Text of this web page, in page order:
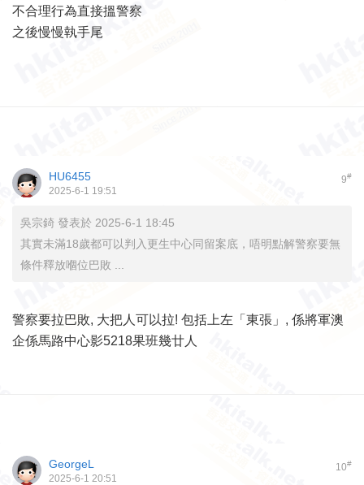
不合理行為直接搵警察
之後慢慢執手尾
9#
HU6455
2025-6-1 19:51
吳宗錡 發表於 2025-6-1 18:45
其實未滿18歲都可以判入更生中心同留案底，唔明點解警察要無
條件釋放嗰位巴敗 ...
警察要拉巴敗, 大把人可以拉! 包括上左「東張」, 係將軍澳
企係馬路中心影5218果班幾廿人
10#
GeorgeL
2025-6-1 20:51